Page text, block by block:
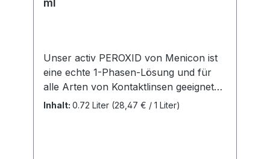
ml
Unser activ PEROXID von Menicon ist
eine echte 1-Phasen-Lösung und für
alle Arten von Kontaktlinsen geeignet
(farbige Linsen ausgenommen). Es ist
Inhalt: 0.72 Liter (28,47 € / 1 Liter)